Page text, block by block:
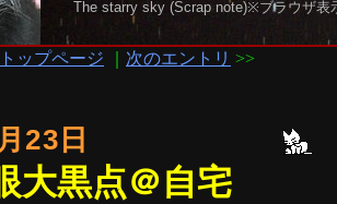
The starry sky (Scrap note)※ブラウザ
トップページ 次のエントリ >>
23日
大黒点＠自宅